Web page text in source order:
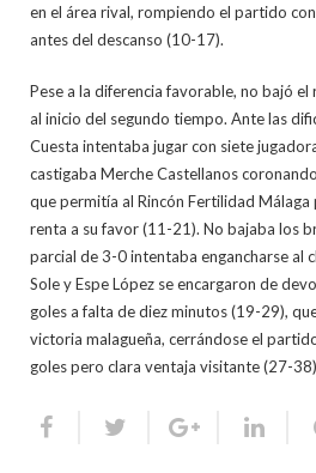
en el área rival, rompiendo el partido
antes del descanso (10-17).
Pese a la diferencia favorable, no bajó
al inicio del segundo tiempo. Ante las
Cuesta intentaba jugar con siete
castigaba Merche Castellanos
que permitía al Rincón Fertilidad Málaga
renta a su favor (11-21). No bajaba los
parcial de 3-0 intentaba engancharse al
Sole y Espe López se encargaron de
goles a falta de diez minutos (19-29),
victoria malagueña, cerrándose el
goles pero clara ventaja visitante (27-